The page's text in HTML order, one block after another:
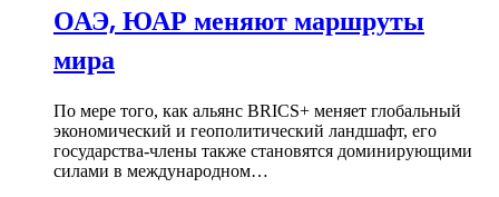
ОАЭ, ЮАР меняют маршруты
мира
По мере того, как альянс BRICS+ меняет глобальный
экономический и геополитический ландшафт, его
государства-члены также становятся доминирующими
силами в международном…